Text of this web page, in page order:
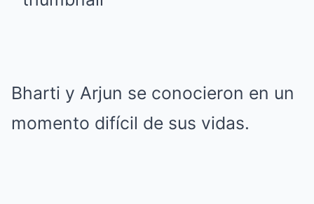
Bharti y Arjun se conocieron en un
momento difícil de sus vidas.